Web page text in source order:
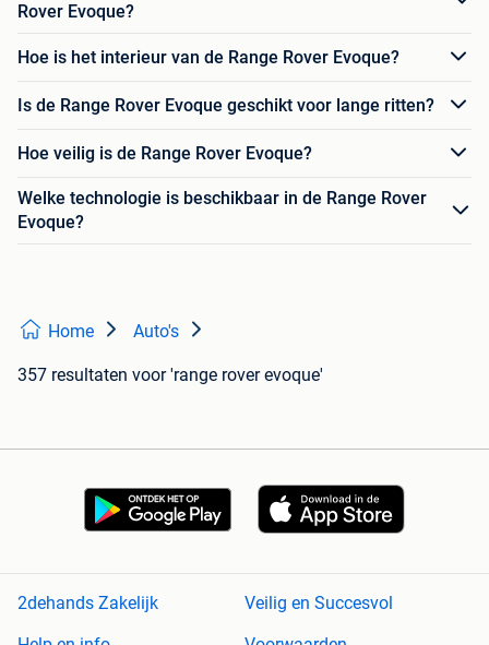
Rover Evoque?
Hoe is het interieur van de Range Rover Evoque?
Is de Range Rover Evoque geschikt voor lange ritten?
Hoe veilig is de Range Rover Evoque?
Welke technologie is beschikbaar in de Range Rover
Evoque?
Home Auto's
357 resultaten voor 'range rover evoque'
2dehands Zakelijk
Veilig en Succesvol